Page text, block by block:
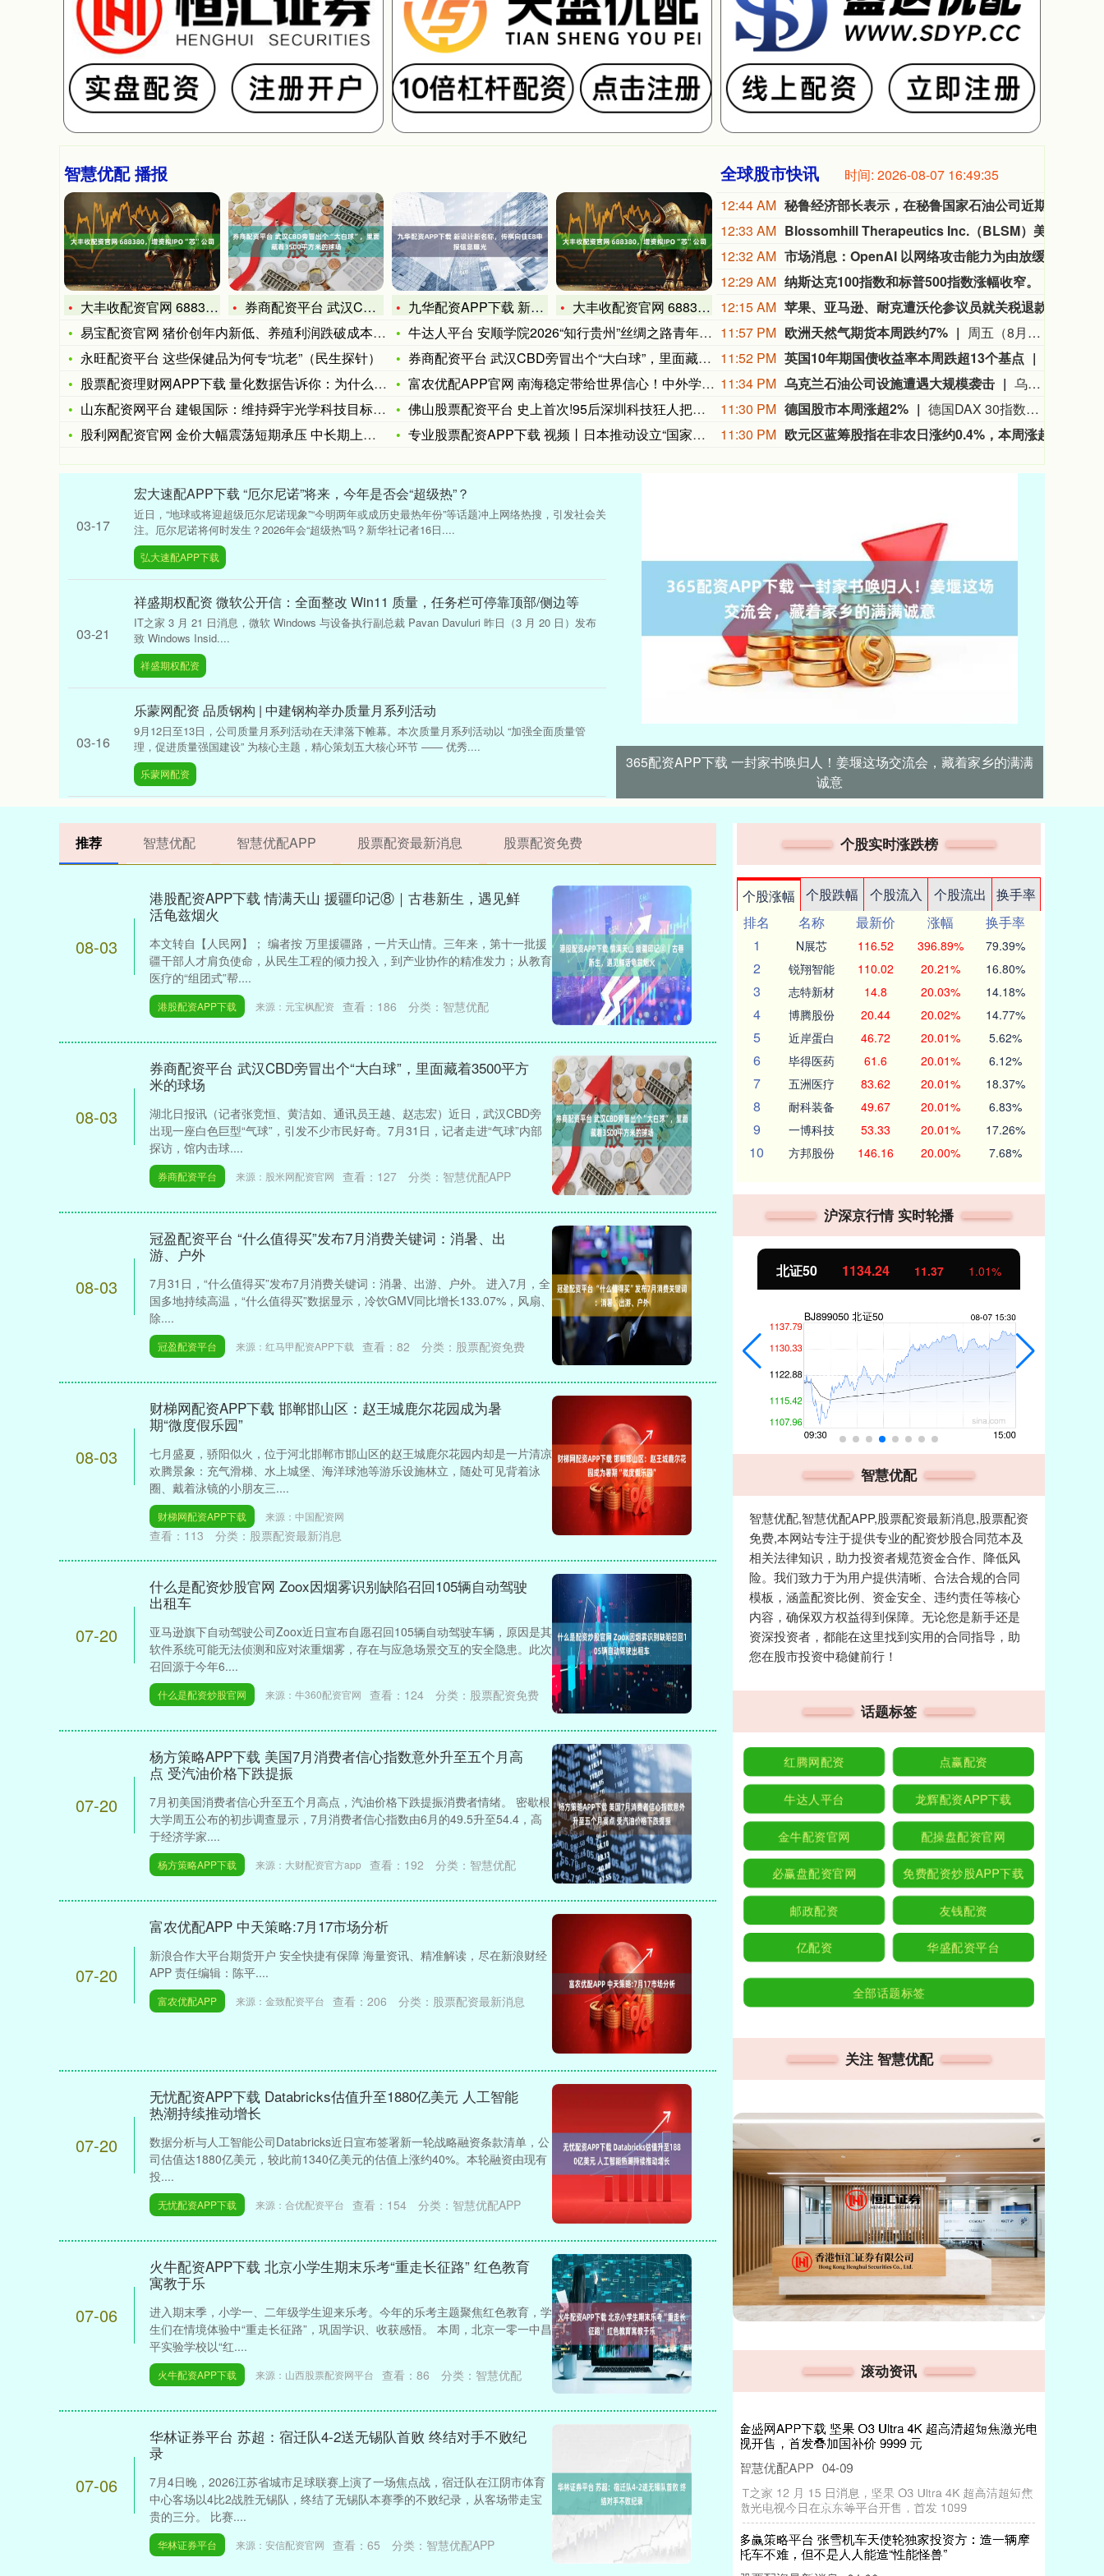
智慧优配 播报
大丰收配资官网 688380，增资拟IPO“芯”公司
券商配资平台 武汉CBD旁冒出个“大白球”，里面藏着3500
易宝配资官网 猪价创年内新低、养殖利润跌破成本线，政策推动产
永旺配资平台 这些保健品为何专“坑老”（民生探针）
股票配资理财网APP下载 量化数据告诉你：为什么90%的散户
山东配资网平台 建银国际：维持舜宇光学科技目标价102港元
股利网配资官网 金价大幅震荡短期承压 中长期上行逻辑仍存?
九华配资APP下载 新设计新名称，传祺向往E8申报信息曝光
大丰收配资官网 688380，增资拟IPO“芯”公司
牛达人平台 安顺学院2026“知行贵州”丝绸之路青年交流活动
券商配资平台 武汉CBD旁冒出个“大白球”，里面藏着3500
富农优配APP官网 南海稳定带给世界信心！中外学者汇聚博鳌共
佛山股票配资平台 史上首次!95后深圳科技狂人把火箭倒过来点
专业股票配资APP下载 视频丨日本推动设立“国家情报局” 情
全球股市快讯 时间: 2026-08-07 16:49:37
12:44 AM
12:33 AM
12:32 AM
12:29 AM 纳斯达克100指数和标普500指数涨幅收窄。
12:15 AM
11:57 PM 欧洲天然气期货本周跌约7%
周五（8月7日）欧市尾盘，ICE英国天然气期货跌0.9%，报135.680便士/千卡，本周累计下跌5.96%。TTF基准荷兰天然气期货跌5.03%，报55.380欧元/兆瓦时，本周累跌6.88%，整体呈现出M形走势、绝大部分时间处于下跌状态。ICE欧盟碳排放交易许可（期货价格）涨1.82%，报82.85欧元/吨，本周累涨2.60%。
11:52 PM 英国10年期国债收益率本周跌超13个基点
11:34 PM 乌克兰石油公司设施遭遇大规模袭击
乌克兰石油天然气公司7日说，该公司旗下乌克兰石油公司遭遇了近几个月来最大规模的袭击。乌克兰石油天然气公司在官网发布消息说，俄方过去一晚袭击了乌克兰石油公司7处石油和天然气生产设施，导致公司关键生产设备受损、油气产量大幅下降。袭击未造成人员伤亡。（新华社）
11:30 PM 德国股市本周涨超2%
德国DAX 30指数初步收涨0.87%，报26368.48点，本周累计上涨大约2.8%。法国股指初步收涨0.38%，意大利股指初步收涨0.11%、银行指数跌0.17%，英国股指初步收涨0.44%。
11:30 PM
宏大速配APP下载 “厄尔尼诺”将来，今年是否会“超级热”？
近日，“地球或将迎超级厄尔尼诺现象”“今明两年或成历史最热年份”等话题冲上网络热搜，引发社会关
注。厄尔尼诺将何时发生？2026年会“超级热”吗？新华社记者16日....
弘大速配APP下载
03-17
祥盛期权配资 微软公开信：全面整改 Win11 质量，任务栏可停靠顶部/侧边等
IT之家 3 月 21 日消息，微软 Windows 与设备执行副总裁 Pavan Davuluri 昨日（3 月 20 日）发布
致 Windows Insid....
祥盛期权配资
03-21
乐蒙网配资 品质钢构 | 中建钢构举办质量月系列活动
9月12日至13日，公司质量月系列活动在天津落下帷幕。本次质量月系列活动以 “加强全面质量管
理，促进质量强国建设” 为核心主题，精心策划五大核心环节 —— 优秀....
乐蒙网配资
03-16
365配资APP下载 一封家书唤归人！姜堰这场交流会，藏着家乡的满满
诚意
推荐 智慧优配 智慧优配APP 股票配资最新消息 股票配资免费
08-03
港股配资APP下载 情满天山 援疆印记⑧｜古巷新生，遇见鲜
活龟兹烟火
本文转自【人民网】； 编者按 万里援疆路，一片天山情。三年来，第十一批援
疆干部人才肩负使命，从民生工程的倾力投入，到产业协作的精准发力；从教育
医疗的“组团式”帮....
港股配资APP下载 来源：元宝枫配资 查看： 186 分类： 智慧优配
08-03
券商配资平台 武汉CBD旁冒出个“大白球”，里面藏着3500平方
米的球场
湖北日报讯（记者张竞恒、黄洁如、通讯员王越、赵志宏）近日，武汉CBD旁
出现一座白色巨型“气球”，引发不少市民好奇。7月31日，记者走进“气球”内部
探访，馆内击球....
券商配资平台 来源：股米网配资官网 查看： 127 分类： 智慧优配APP
08-03
冠盈配资平台 “什么值得买”发布7月消费关键词：消暑、出
游、户外
7月31日，“什么值得买”发布7月消费关键词：消暑、出游、户外。 进入7月，全
国多地持续高温，“什么值得买”数据显示，冷饮GMV同比增长133.07%，风扇、
除....
冠盈配资平台 来源：红马甲配资APP下载 查看： 82 分类： 股票配资免费
08-03
财梯网配资APP下载 邯郸邯山区：赵王城鹿尔花园成为暑
期“微度假乐园”
七月盛夏，骄阳似火，位于河北邯郸市邯山区的赵王城鹿尔花园内却是一片清凉
欢腾景象：充气滑梯、水上城堡、海洋球池等游乐设施林立，随处可见背着泳
圈、戴着泳镜的小朋友三....
财梯网配资APP下载 来源：中国配资网
查看： 113 分类： 股票配资最新消息
07-20
什么是配资炒股官网 Zoox因烟雾识别缺陷召回105辆自动驾驶
出租车
亚马逊旗下自动驾驶公司Zoox近日宣布自愿召回105辆自动驾驶车辆，原因是其
软件系统可能无法侦测和应对浓重烟雾，存在与应急场景交互的安全隐患。此次
召回源于今年6....
什么是配资炒股官网 来源：牛360配资官网 查看： 124 分类： 股票配资免费
07-20
杨方策略APP下载 美国7月消费者信心指数意外升至五个月高
点 受汽油价格下跌提振
7月初美国消费者信心升至五个月高点，汽油价格下跌提振消费者情绪。 密歇根
大学周五公布的初步调查显示，7月消费者信心指数由6月的49.5升至54.4，高
于经济学家....
杨方策略APP下载 来源：大财配资官方app 查看： 192 分类： 智慧优配
07-20
富农优配APP 中天策略:7月17市场分析
新浪合作大平台期货开户 安全快捷有保障 海量资讯、精准解读，尽在新浪财经
APP 责任编辑：陈平....
富农优配APP 来源：金致配资平台 查看： 206 分类： 股票配资最新消息
07-20
无忧配资APP下载 Databricks估值升至1880亿美元 人工智能
热潮持续推动增长
数据分析与人工智能公司Databricks近日宣布签署新一轮战略融资条款清单，公
司估值达1880亿美元，较此前1340亿美元的估值上涨约40%。本轮融资由现有
投....
无忧配资APP下载 来源：合优配资平台 查看： 154 分类： 智慧优配APP
07-06
火牛配资APP下载 北京小学生期末乐考“重走长征路” 红色教育
寓教于乐
进入期末季，小学一、二年级学生迎来乐考。今年的乐考主题聚焦红色教育，学
生们在情境体验中“重走长征路”，巩固学识、收获感悟。 本周，北京一零一中昌
平实验学校以“红....
火牛配资APP下载 来源：山西股票配资网平台 查看： 86 分类： 智慧优配
07-06
华林证券平台 苏超：宿迁队4-2送无锡队首败 终结对手不败纪
录
7月4日晚，2026江苏省城市足球联赛上演了一场焦点战，宿迁队在江阴市体育
中心客场以4比2战胜无锡队，终结了无锡队本赛季的不败纪录，从客场带走宝
贵的三分。 比赛....
华林证券平台 来源：安信配资官网 查看： 65 分类： 智慧优配APP
个股实时涨跌榜
个股涨幅 个股跌幅 个股流入 个股流出
换手率
排名
名称 最新价 涨幅
换手率
1
N展芯 116.52 396.89% 79.39%
2 锐翔智能 110.02 20.21% 16.80%
3 志特新材 14.8 20.03% 14.18%
4 博腾股份 20.44 20.02% 14.77%
5 近岸蛋白 46.72 20.01% 5.62%
6 毕得医药 61.6 20.01% 6.12%
7 五洲医疗 83.62 20.01% 18.37%
8 耐科装备 49.67 20.01% 6.83%
9 一博科技 53.33 20.01% 17.26%
10 方邦股份 146.16 20.00% 7.68%
沪深京行情 实时轮播
4694.44 43.13 0.93% 北证50 1134.24 11.37 1.01%
智慧优配
智慧优配,智慧优配APP,股票配资最新消息,股票配资
免费,本网站专注于提供专业的配资炒股合同范本及
相关法律知识，助力投资者规范资金合作、降低风
险。我们致力于为用户提供清晰、合法合规的合同
模板，涵盖配资比例、资金安全、违约责任等核心
内容，确保双方权益得到保障。无论您是新手还是
资深投资者，都能在这里找到实用的合同指导，助
您在股市投资中稳健前行！
话题标签
红腾网配资 点赢配资
牛达人平台 龙辉配资APP下载
金牛配资官网 配操盘配资官网
必赢盘配资官网 免费配资炒股APP下载
邮政配资 友钱配资
亿配资 华盛配资平台
全部话题标签
关注 智慧优配
滚动资讯
股利网配资官网 金价大幅震荡短期承压 中长期上行逻
辑仍存?
股票配资最新消息 03-23
热点栏目 自选股 数据中心 行情中心 资金流向 模拟交易 客
户端 本报记者张芗逸 近期，黄金价格大幅震荡，引发市场
关注。
申宝策略平台 快观察 | 缓炸10天、增兵1万，特朗普想